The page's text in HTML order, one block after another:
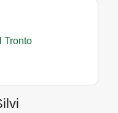
Tronto